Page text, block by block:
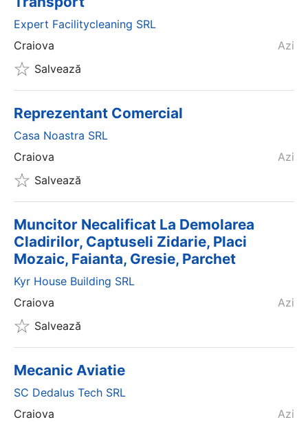
Expert Facilitycleaning SRL
Azi
Craiova
Salvează
Reprezentant Comercial
Casa Noastra SRL
Azi
Craiova
Salvează
Muncitor Necalificat La Demolarea
Cladirilor, Captuseli Zidarie, Placi
Mozaic, Faianta, Gresie, Parchet
Kyr House Building SRL
Azi
Craiova
Salvează
Mecanic Aviatie
SC Dedalus Tech SRL
Azi
Craiova